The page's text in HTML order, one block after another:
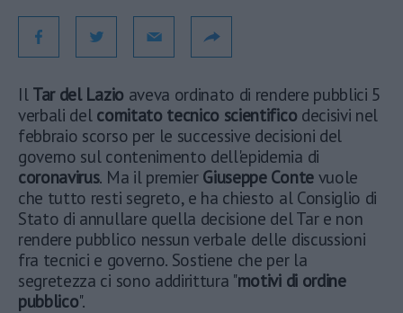
Il Tar del Lazio aveva ordinato di rendere pubblici 5
verbali del comitato tecnico scientifico decisivi nel
febbraio scorso per le successive decisioni del
governo sul contenimento dell'epidemia di
coronavirus. Ma il premier Giuseppe Contevuole
che tutto resti segreto, e ha chiesto al Consiglio di
Stato di annullare quella decisione del Tar e non
rendere pubblico nessun verbale delle discussioni
fra tecnici e governo. Sostiene che per la
segretezza ci sono addirittura "motivi di ordine
pubblico".